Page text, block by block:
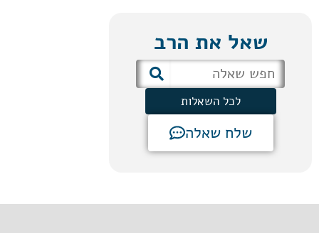
שאל את הרב
לכל השאלות
שלח שאלה